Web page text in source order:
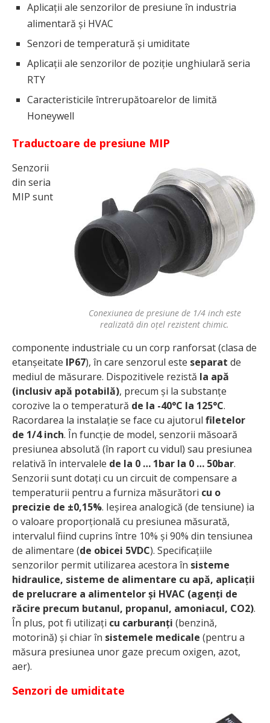
Aplicații ale senzorilor de presiune în industria
alimentară și HVAC
Senzori de temperatură și umiditate
Aplicații ale senzorilor de poziție unghiulară seria
RTY
Caracteristicile întrerupătoarelor de limită
Honeywell
Traductoare de presiune MIP
Conexiunea de presiune de 1/4 inch este
realizată din oțel rezistent chimic.
Senzorii
din seria
MIP sunt
componente industriale cu un corp ranforsat (clasa de
etanșeitate IP67), în care senzorul este separat de
mediul de măsurare. Dispozitivele rezistă la apă
(inclusiv apă potabilă), precum și la substanțe
corozive la o temperatură de la -40°C la 125°C.
Racordarea la instalație se face cu ajutorul filetelor
de 1/4 inch. În funcție de model, senzorii măsoară
presiunea absolută (în raport cu vidul) sau presiunea
relativă în intervalele de la 0 … 1bar la 0 … 50bar.
Senzorii sunt dotați cu un circuit de compensare a
temperaturii pentru a furniza măsurători cu o
precizie de ±0,15%. Ieșirea analogică (de tensiune) ia
o valoare proporțională cu presiunea măsurată,
intervalul fiind cuprins între 10% și 90% din tensiunea
de alimentare (de obicei 5VDC). Specificațiile
senzorilor permit utilizarea acestora în sisteme
hidraulice, sisteme de alimentare cu apă, aplicații
de prelucrare a alimentelor și HVAC (agenți de
răcire precum butanul, propanul, amoniacul, CO2).
În plus, pot fi utilizați cu carburanți (benzină,
motorină) și chiar în sistemele medicale (pentru a
măsura presiunea unor gaze precum oxigen, azot,
aer).
Senzori de umiditate